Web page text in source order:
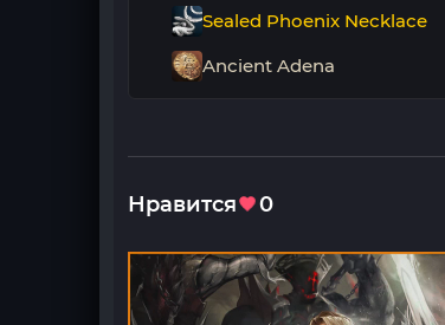
Sealed Phoenix Necklace
Ancient Adena
Нравится 0